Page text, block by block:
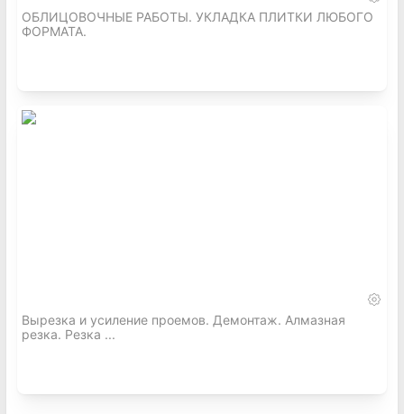
ОБЛИЦОВОЧНЫЕ РАБОТЫ. УКЛАДКА ПЛИТКИ ЛЮБОГО
ФОРМАТА.
Вырезка и усиление проемов. Демонтаж. Алмазная
резка. Резка ...